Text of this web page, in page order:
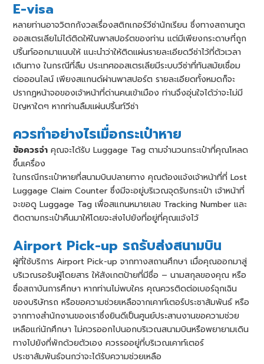
E-visa
หลายท่านอาจวิตกกังวลเรื่องสติกเกอร์วีซ่านักเรียน ซึ่งทางสถานทูต
ออสเตรเลียไม่ได้ติดให้ในพาสปอร์ตของท่าน แต่มีเพียงกระดาษที่ถูก
ปริ้นท์ออกมาแนบให้ แนะนําว่าให้ติดแผ่นรายละเอียดวีซ่าไว้ที่ตัวเวลา
เดินทาง ในกรณีที่ลืม ประเทศออสเตรเลียมีระบบวีซ่าที่ทันสมัยเชื่อม
ต่อออนไลน์ เพียงสแกนด์ผ่านพาสปอร์ต รายละเอียดทั้งหมดก็จะ
ปรากฏหน้าจอของเจ้าหน้าที่ด่านคนเข้าเมือง ท่านจึงอุ่นใจได้ว่าจะไม่มี
ปัญหาใดๆ หากท่านลืมแผ่นปริ้นท์วีซ่า
ควรทำอย่างไรเมื่อกระเป๋าหาย
ข้อควรจํา คุณจะได้รับ Luggage Tag ตามจํานวนกระเป๋าที่คุณโหลด
ขึ้นเครื่อง
ในกรณีกระเป๋าหายที่สนามบินปลายทาง คุณต้องแจ้งเจ้าหน้าที่ที่ Lost
Luggage Claim Counter ซึ่งมีจะอยู่บริเวณจุดรับกระเป๋า เจ้าหน้าที่
จะขอดู Luggage Tag เพื่อสแกนหมายเลข Tracking Number และ
ติดตามกระเป๋าคืนมาให้โดยจะส่งไปยังที่อยู่ที่คุณแจ้งไว้
Airport Pick-up รถรับส่งสนามบิน
ผู้ที่ใช้บริการ Airport Pick-up จากทางสถานศึกษา เมื่อคุณออกมาสู่
บริเวณรอรับผู้โดยสาร ให้สังเกตป้ายที่มีชื่อ – นามสกุลของคุณ หรือ
ชื่อสถาบันการศึกษา หากท่านไม่พบใคร คุณควรติดต่อเบอร์ฉุกเฉิน
ของบริษัทรถ หรือขอความช่วยเหลือจากเคาท์เตอร์ประชาสัมพันธ์ หรือ
จากทางสํานักงานของเราซึ่งยินดีเป็นศูนย์ประสานงานขอความช่วย
เหลือแก่นักศึกษา ไม่ควรออกไปนอกบริเวณสนามบินหรือพยายามเดิน
ทางไปยังที่พักด้วยตัวเอง ควรรออยู่ที่บริเวณเคาท์เตอร์
ประชาสัมพันธ์จนกว่าจะได้รับความช่วยเหลือ